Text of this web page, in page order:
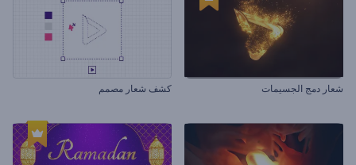
شعار دمج الجسيمات كشف شعار مصمم